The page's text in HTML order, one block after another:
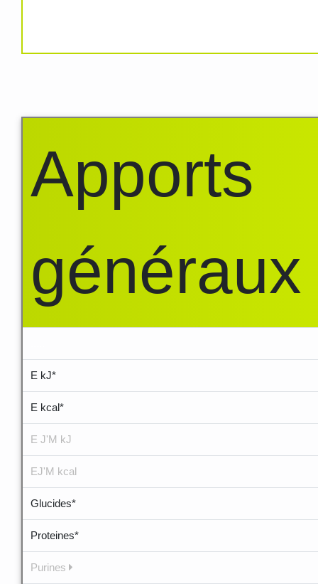
Apports
généraux
E kJ*
E kcal*
E J'M kJ
EJ'M kcal
Glucides*
Proteines*
Purines